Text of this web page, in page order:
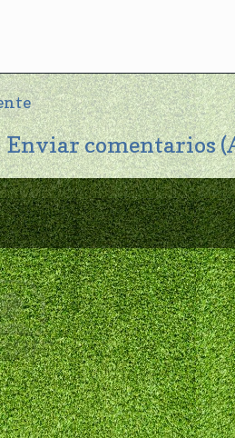
Enviar comentarios